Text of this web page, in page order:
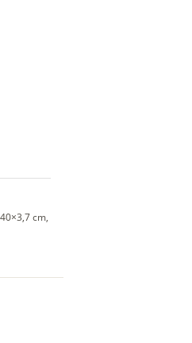
cm,